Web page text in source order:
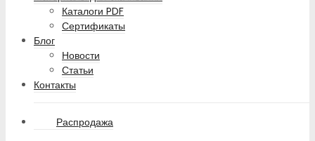
Каталоги PDF
Сертификаты
Блог
Новости
Статьи
Контакты
Распродажа